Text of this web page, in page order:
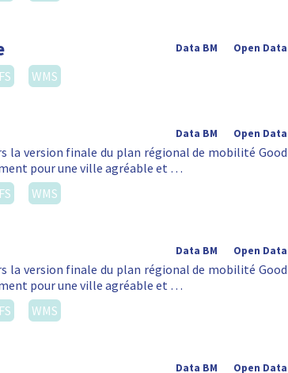
Open Data
Data BM
WMS
Open Data
Data BM
la version finale du plan régional de mobilité Good
pour une ville agréable et …
WMS
Open Data
Data BM
la version finale du plan régional de mobilité Good
pour une ville agréable et …
WMS
Open Data
Data BM